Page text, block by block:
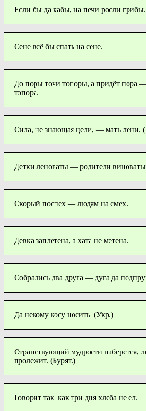
Если бы да кабы, на печи росли грибы.
Сене всё бы спать на сене.
До поры точи топоры, а придёт пора
топора.
Сила, не знающая цели, — мать лени.
Детки леноваты — родители
Скорый поспех — людям на смех.
Девка заплетена, а хата не метена.
Собрались два друга — дуга да
Да некому косу носить. (Укр.)
Странствующий мудрости наберется,
пролежит. (Бурят.)
Говорит так, как три дня хлеба не ел.